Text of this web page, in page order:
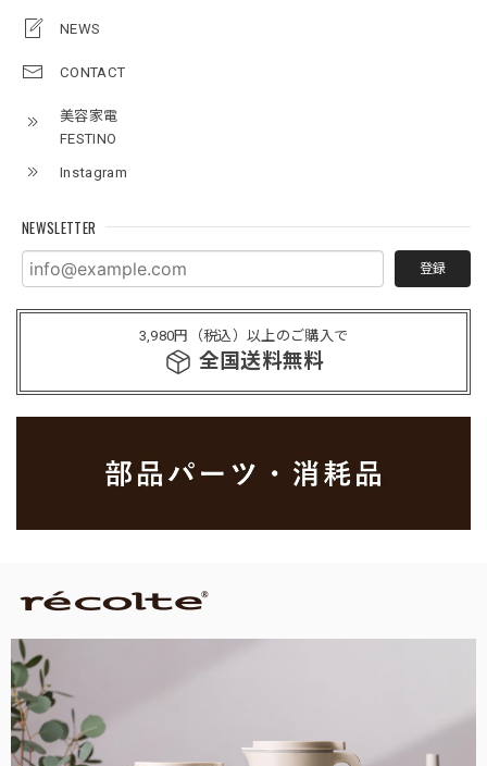
NEWS
CONTACT
美容家電
FESTINO
Instagram
NEWSLETTER
登録
3,980円（税込）以上のご購入で
全国送料無料